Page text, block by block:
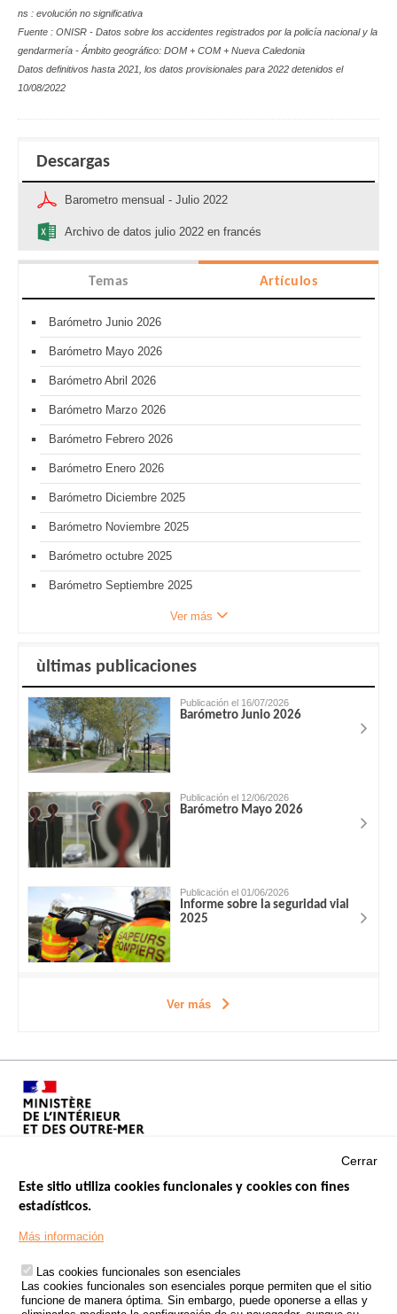
ns : evolución no significativa
Fuente : ONISR - Datos sobre los accidentes registrados por la policía nacional y la
gendarmería - Ámbito geográfico: DOM + COM + Nueva Caledonia
Datos definitivos hasta 2021, los datos provisionales para 2022 detenidos el
10/08/2022
Descargas
Barometro mensual - Julio 2022
Archivo de datos julio 2022 en francés
Temas Artículos
Barómetro Junio 2026
Barómetro Mayo 2026
Barómetro Abril 2026
Barómetro Marzo 2026
Barómetro Febrero 2026
Barómetro Enero 2026
Barómetro Diciembre 2025
Barómetro Noviembre 2025
Barómetro octubre 2025
Barómetro Septiembre 2025
Ver más
ùltimas publicaciones
Publicación el 16/07/2026
Barómetro Junio 2026
Publicación el 12/06/2026
Barómetro Mayo 2026
Publicación el 01/06/2026
Informe sobre la seguridad vial
2025
Ver más
Footer
TRATAMIENTO DE DATOS PERSONALES PROCEDENTES DE
ACCIDENTES DE TRÁFICO
Cerrar
Este sitio utiliza cookies funcionales y cookies con fines
estadísticos.
Más información
Las cookies funcionales son esenciales
Las cookies funcionales son esenciales porque permiten que el sitio
funcione de manera óptima. Sin embargo, puede oponerse a ellas y